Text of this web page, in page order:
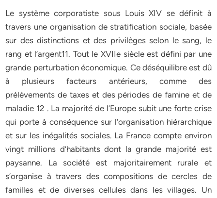
Le système corporatiste sous Louis XIV se définit à
travers une organisation de stratification sociale, basée
sur des distinctions et des privilèges selon le sang, le
rang et l’argent11. Tout le XVIIe siècle est défini par une
grande perturbation économique. Ce déséquilibre est dû
à plusieurs facteurs antérieurs, comme des
prélèvements de taxes et des périodes de famine et de
maladie 12 . La majorité de l’Europe subit une forte crise
qui porte à conséquence sur l’organisation hiérarchique
et sur les inégalités sociales. La France compte environ
vingt millions d’habitants dont la grande majorité est
paysanne. La société est majoritairement rurale et
s’organise à travers des compositions de cercles de
familles et de diverses cellules dans les villages. Un